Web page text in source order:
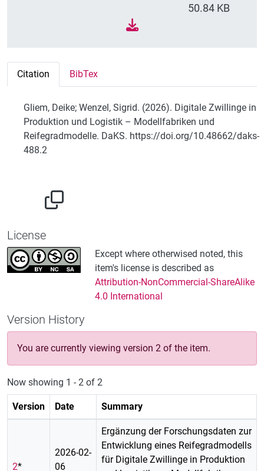
50.84 KB
Citation BibTex
Gliem, Deike; Wenzel, Sigrid. (2026). Digitale Zwillinge in
Produktion und Logistik – Modellfabriken und
Reifegradmodelle. DaKS. https://doi.org/10.48662/daks-
488.2
License
Except where otherwised noted, this
item's license is described as
Attribution-NonCommercial-ShareAlike
4.0 International
Version History
You are currently viewing version 2 of the item.
Now showing 1 - 2 of 2
Version Date Summary
2*
2026-02-
06
Ergänzung der Forschungsdaten zur
Entwicklung eines Reifegradmodells
für Digitale Zwillinge in Produktion